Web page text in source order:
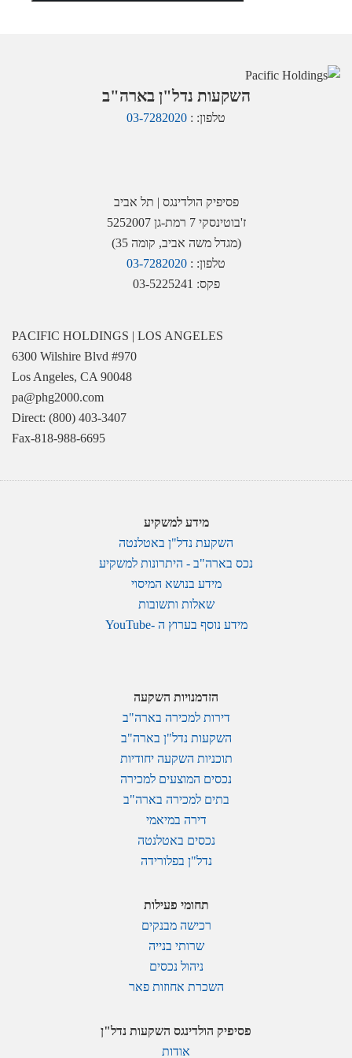
השקעות נדל"ן בארה"ב
טלפון: : 03-7282020
פסיפיק הולדינגס | תל אביב
ז'בוטינסקי 7 רמת-גן 5252007
(מגדל משה אביב, קומה 35)
טלפון: : 03-7282020
פקס: 03-5225241
PACIFIC HOLDINGS | LOS ANGELES
6300 Wilshire Blvd #970
Los Angeles, CA 90048
pa@phg2000.com
Direct: (800) 403-3407
Fax-818-988-6695
מידע למשקיע
השקעת נדל"ן באטלנטה
נכס בארה"ב - היתרונות למשקיע
מידע בנושא המיסוי
שאלות ותשובות
מידע נוסף בערוץ ה -YouTube
הזדמנויות השקעה
דירות למכירה בארה"ב
השקעות נדל"ן בארה"ב
תוכניות השקעה יחודיות
נכסים המוצעים למכירה
בתים למכירה בארה"ב
דירה במיאמי
נכסים באטלנטה
נדל"ן בפלורידה
תחומי פעילות
רכישה מבנקים
שרותי בנייה
ניהול נכסים
השכרת אחוזות פאר
פסיפיק הולדינגס השקעות נדל"ן
אודות